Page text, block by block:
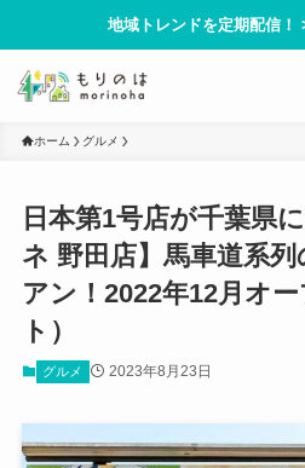
地域トレンドを定期配信！
ホーム グルメ
日本第1号店が千葉県
ネ 野田店】馬車道系
アン！2022年12月オ
ト）
グルメ 2023年8月23日